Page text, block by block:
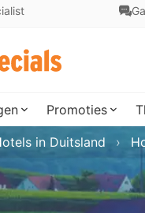
Promoties
in Duitsland